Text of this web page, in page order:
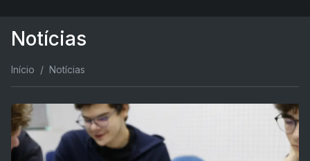
Notícias
Início Notícias